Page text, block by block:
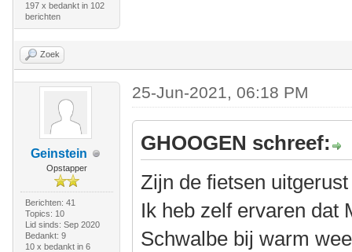
197 x bedankt in 102
berichten
Zoek
Geinstein
Opstapper
Berichten: 41
Topics: 10
Lid sinds: Sep 2020
Bedankt: 9
10 x bedankt in 6
25-Jun-2021, 06:18 PM
GHOOGEN schreef:
Zijn de fietsen
Ik heb zelf ervaren dat
Schwalbe bij warm